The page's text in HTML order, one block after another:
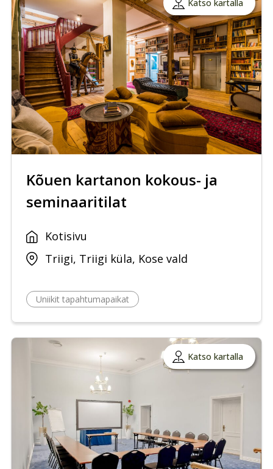
Katso kartalla
Kõuen kartanon kokous- ja
seminaaritilat
Kotisivu
Triigi, Triigi küla, Kose vald
Uniikit tapahtumapaikat
Katso kartalla